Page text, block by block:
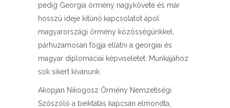
pedig Georgia örmény nagykövete és már
hosszú ideje kitűnő kapcsolatot ápol
magyarországi örmény közösségünkkel,
párhuzamosan fogja ellátni a georgiai és
magyar diplomáciai képviseletet. Munkájához
sok sikert kívánunk.
Akopjan Nikogosz Örmény Nemzetiségi
Szószóló a beiktatás kapcsán elmondta,